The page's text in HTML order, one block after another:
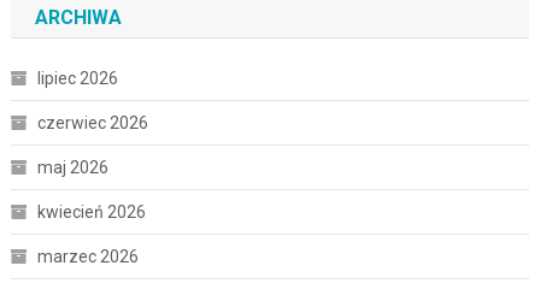
ARCHIWA
lipiec 2026
czerwiec 2026
maj 2026
kwiecień 2026
marzec 2026